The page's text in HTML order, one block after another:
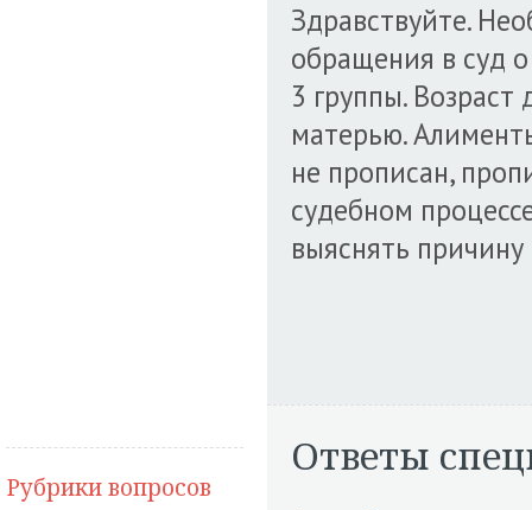
Рубрики вопросов
Здравствуйте.
обращения в суд
3 группы. Возраст
матерью.
не прописан,
судебном
выяснять
Ответы